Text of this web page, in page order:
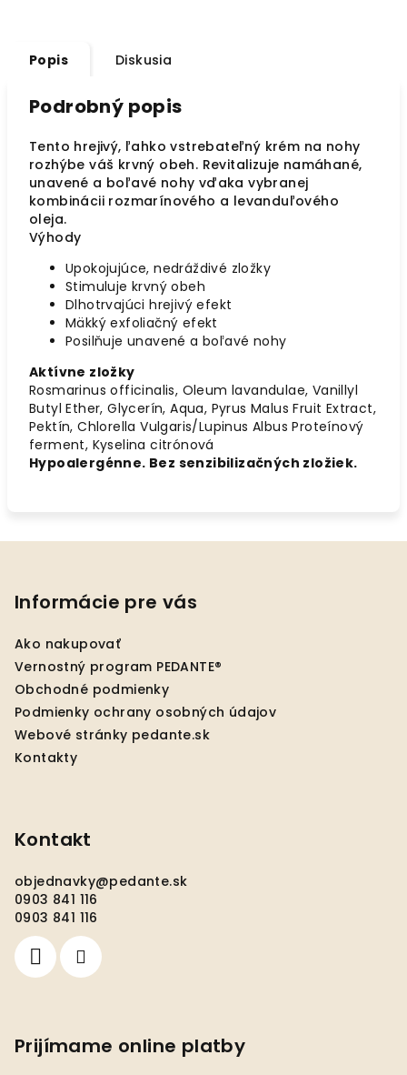
Popis Diskusia
Podrobný popis
Tento hrejivý, ľahko vstrebateľný krém na nohy
rozhýbe váš krvný obeh. Revitalizuje namáhané,
unavené a boľavé nohy vďaka vybranej
kombinácii rozmarínového a levanduľového
oleja.
Výhody
Upokojujúce, nedráždivé zložky
Stimuluje krvný obeh
Dlhotrvajúci hrejivý efekt
Mäkký exfoliačný efekt
Posilňuje unavené a boľavé nohy
Aktívne zložky
Rosmarinus officinalis, Oleum lavandulae, Vanillyl
Butyl Ether, Glycerín, Aqua, Pyrus Malus Fruit Extract,
Pektín, Chlorella Vulgaris/Lupinus Albus Proteínový
ferment, Kyselina citrónová
Hypoalergénne. Bez senzibilizačných zložiek.
Informácie pre vás
Ako nakupovať
Vernostný program PEDANTE®
Obchodné podmienky
Podmienky ochrany osobných údajov
Webové stránky pedante.sk
Kontakty
Kontakt
objednavky@pedante.sk
0903 841 116
0903 841 116
Prijímame online platby